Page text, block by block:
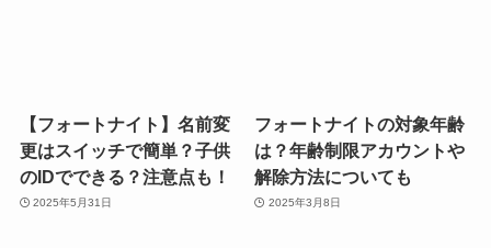
【フォートナイト】名前変
更はスイッチで簡単？子供
のIDでできる？注意点も！
2025年5月31日
フォートナイトの対象年齢
は？年齢制限アカウントや
解除方法についても
2025年3月8日